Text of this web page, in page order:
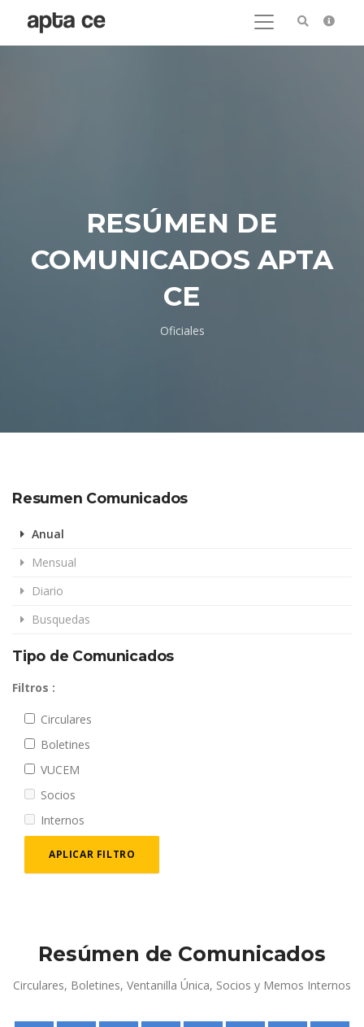
RESÚMEN DE
COMUNICADOS APTA
CE
Oficiales
Resumen Comunicados
Anual
Mensual
Diario
Busquedas
Tipo de Comunicados
Filtros :
Circulares
Boletines
VUCEM
Socios
Internos
APLICAR FILTRO
Resúmen de Comunicados
Circulares, Boletines, Ventanilla Única, Socios y Memos Internos